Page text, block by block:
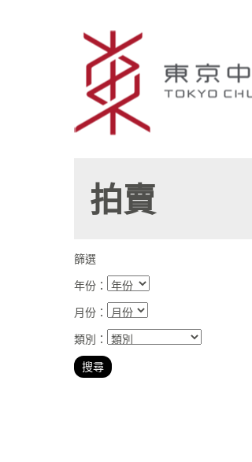
拍賣
篩選
年份：
月份：
類別：